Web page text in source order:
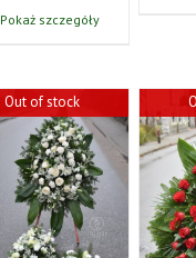
Pokaż szczegóły
Out of stock